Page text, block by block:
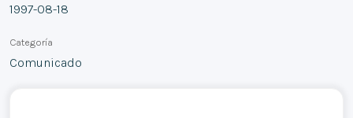
1997-08-18
Categoría
Comunicado